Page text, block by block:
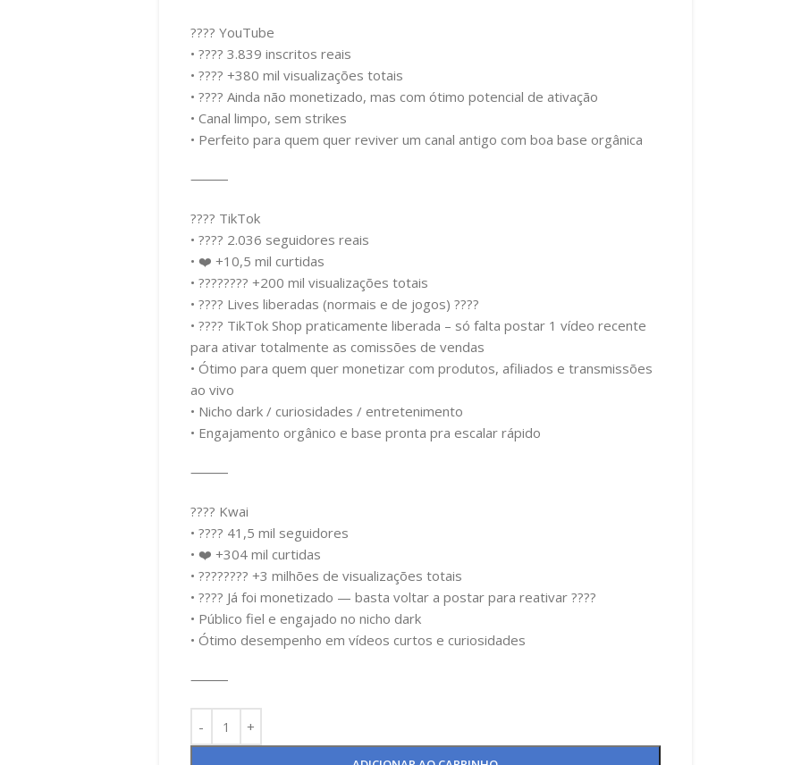
???? YouTube
• ???? 3.839 inscritos reais
• ???? +380 mil visualizações totais
• ???? Ainda não monetizado, mas com ótimo potencial de ativação
• Canal limpo, sem strikes
• Perfeito para quem quer reviver um canal antigo com boa base orgânica
⸻
???? TikTok
• ???? 2.036 seguidores reais
• ❤️ +10,5 mil curtidas
• ????️‍????️ +200 mil visualizações totais
• ???? Lives liberadas (normais e de jogos) ????
• ????️ TikTok Shop praticamente liberada – só falta postar 1 vídeo recente
para ativar totalmente as comissões de vendas
• Ótimo para quem quer monetizar com produtos, afiliados e transmissões
ao vivo
• Nicho dark / curiosidades / entretenimento
• Engajamento orgânico e base pronta pra escalar rápido
⸻
???? Kwai
• ???? 41,5 mil seguidores
• ❤️ +304 mil curtidas
• ????️‍????️ +3 milhões de visualizações totais
• ???? Já foi monetizado — basta voltar a postar para reativar ????
• Público fiel e engajado no nicho dark
• Ótimo desempenho em vídeos curtos e curiosidades
⸻